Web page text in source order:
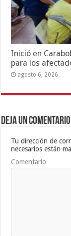
Inició en
para los
agosto 6, 2026
Deja un comentario
Tu dirección de
necesarios están
Comentario